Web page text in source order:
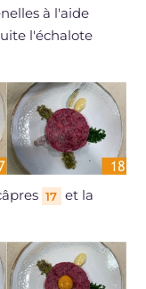
à l'aide
l'échalote
17 et la